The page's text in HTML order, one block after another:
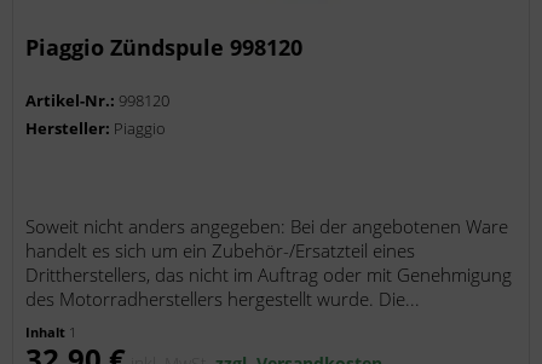
Piaggio Zündspule 998120
Artikel-Nr.: 998120
Hersteller: Piaggio
Soweit nicht anders angegeben: Bei der angebotenen Ware
handelt es sich um ein Zubehör-/Ersatzteil eines
Drittherstellers, das nicht im Auftrag oder mit Genehmigung
des Motorradherstellers hergestellt wurde. Die...
Inhalt 1